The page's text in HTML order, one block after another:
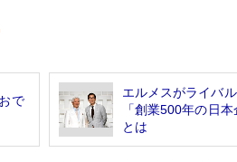
で
エルメスがライバ
「創業500年の日本
とは